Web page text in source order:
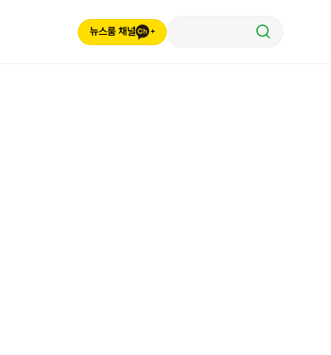
뉴스룸 채널